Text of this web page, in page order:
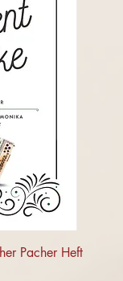
Pacher Heft